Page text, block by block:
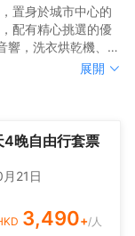
置身於城市中心的
配有精心挑選的優
響，洗衣烘乾機、微
所需。床品一客一
、浴帽）等。
。內部空間寬敞,陽
計款傢俱，酷炫裝
公寓設施齊備,高速
調、電視、洗衣烘
,舒適大床及沙發等
員,酒級的床品一客
置身於城市中心的
，洗衣烘乾機、微
梳、沐浴露、香
、浴帽）等。
的公寓，擁有270
。內部空間寬敞,陽
計款傢俱，酷炫裝
公寓設施齊備,高速
展開
4晚自由行套票
月21日
3,490+/人